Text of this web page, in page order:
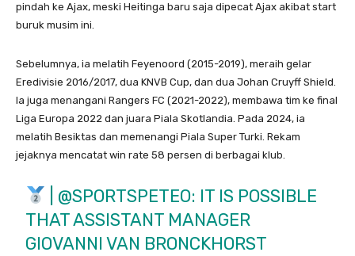
pindah ke Ajax, meski Heitinga baru saja dipecat Ajax akibat start
buruk musim ini.
Sebelumnya, ia melatih Feyenoord (2015-2019), meraih gelar
Eredivisie 2016/2017, dua KNVB Cup, dan dua Johan Cruyff Shield.
Ia juga menangani Rangers FC (2021-2022), membawa tim ke final
Liga Europa 2022 dan juara Piala Skotlandia. Pada 2024, ia
melatih Besiktas dan memenangi Piala Super Turki. Rekam
jejaknya mencatat win rate 58 persen di berbagai klub.
@SPORTSPETEO: IT IS POSSIBLE
THAT ASSISTANT MANAGER
GIOVANNI VAN BRONCKHORST